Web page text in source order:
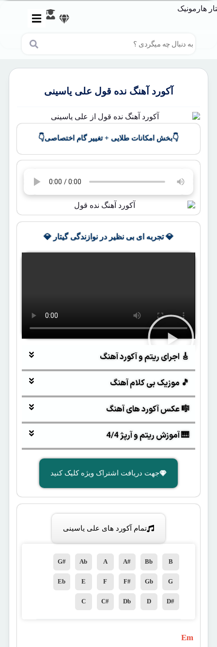
آکورد آهنگ نده قول علی یاسینی
👇بخش امکانات طلایی + تغییر گام اختصاصی👇
💎 تجربه ای بی نظیر در نوازندگی گیتار 💎
🎸 اجرای ریتم و آکورد آهنگ
🎵 موزیک بی کلام آهنگ
🎼 عکس آکورد های آهنگ
🎹 آموزش ریتم و آرپژ 4/4
جهت دریافت اشتراک ویژه کلیک کنید
تمام آکورد های علی یاسینی
B
Bb
A#
A
Ab
G#
G
Gb
F#
F
E
Eb
D#
D
Db
C#
C
Em